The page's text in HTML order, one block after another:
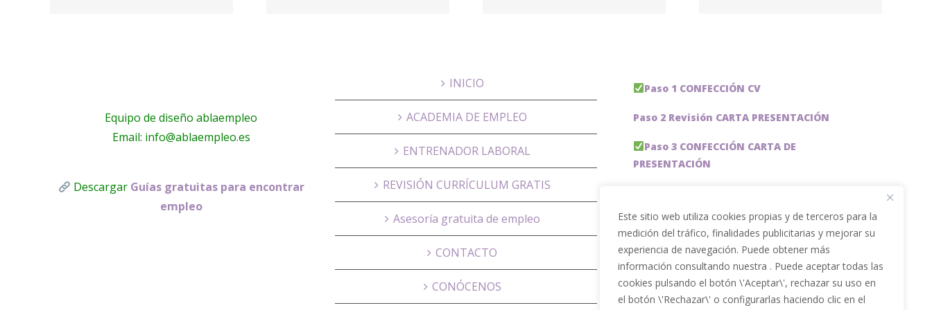
Este sitio web utiliza cookies propias y de terceros para la
medición del tráfico, finalidades publicitarias y mejorar su
experiencia de navegación. Puede obtener más
información consultando nuestra . Puede aceptar todas las
cookies pulsando el botón \'Aceptar\', rechazar su uso en
el botón \'Rechazar\' o configurarlas haciendo clic en el
Equipo de diseño ablaempleo
Email: info@ablaempleo.es
Descargar Guías gratuitas para encontrar
empleo
INICIO
ACADEMIA DE EMPLEO
ENTRENADOR LABORAL
REVISIÓN CURRÍCULUM GRATIS
Asesoría gratuita de empleo
CONTACTO
CONÓCENOS
Paso 1 CONFECCIÓN CV
Paso 2 Revisión CARTA PRESENTACIÓN
Paso 3 CONFECCIÓN CARTA DE
PRESENTACIÓN
Paso 5 OPTIMIZACIÓN PERFIL LINKEDIN
PACKS DE AHORRO
JOBAI, ASISTENTE DE IA PARA BUSCAR EMPLEO